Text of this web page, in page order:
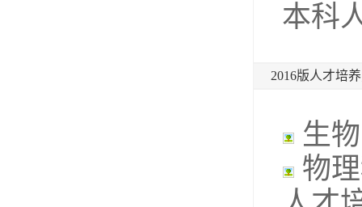
本科
2016版人才培
生
物